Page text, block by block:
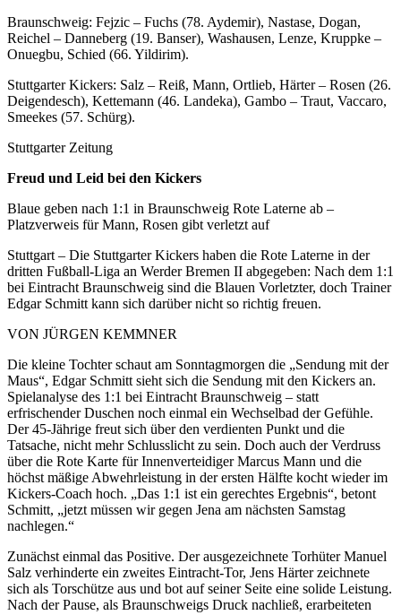
Braunschweig: Fejzic – Fuchs (78. Aydemir), Nastase, Dogan,
Reichel – Danneberg (19. Banser), Washausen, Lenze, Kruppke –
Onuegbu, Schied (66. Yildirim).
Stuttgarter Kickers: Salz – Reiß, Mann, Ortlieb, Härter – Rosen (26.
Deigendesch), Kettemann (46. Landeka), Gambo – Traut, Vaccaro,
Smeekes (57. Schürg).
Stuttgarter Zeitung
Freud und Leid bei den Kickers
Blaue geben nach 1:1 in Braunschweig Rote Laterne ab –
Platzverweis für Mann, Rosen gibt verletzt auf
Stuttgart – Die Stuttgarter Kickers haben die Rote Laterne in der
dritten Fußball-Liga an Werder Bremen II abgegeben: Nach dem 1:1
bei Eintracht Braunschweig sind die Blauen Vorletzter, doch Trainer
Edgar Schmitt kann sich darüber nicht so richtig freuen.
VON JÜRGEN KEMMNER
Die kleine Tochter schaut am Sonntagmorgen die „Sendung mit der
Maus“, Edgar Schmitt sieht sich die Sendung mit den Kickers an.
Spielanalyse des 1:1 bei Eintracht Braunschweig – statt
erfrischender Duschen noch einmal ein Wechselbad der Gefühle.
Der 45-Jährige freut sich über den verdienten Punkt und die
Tatsache, nicht mehr Schlusslicht zu sein. Doch auch der Verdruss
über die Rote Karte für Innenverteidiger Marcus Mann und die
höchst mäßige Abwehrleistung in der ersten Hälfte kocht wieder im
Kickers-Coach hoch. „Das 1:1 ist ein gerechtes Ergebnis“, betont
Schmitt, „jetzt müssen wir gegen Jena am nächsten Samstag
nachlegen.“
Zunächst einmal das Positive. Der ausgezeichnete Torhüter Manuel
Salz verhinderte ein zweites Eintracht-Tor, Jens Härter zeichnete
sich als Torschütze aus und bot auf seiner Seite eine solide Leistung.
Nach der Pause, als Braunschweigs Druck nachließ, erarbeiteten